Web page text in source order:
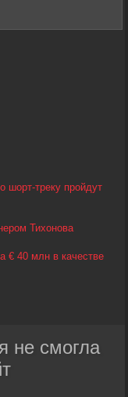
шорт-треку пройдут
Тихонова
€ 40 млн в качестве
не смогла